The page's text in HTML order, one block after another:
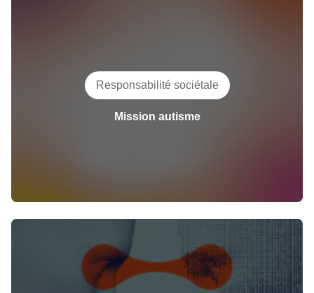
Responsabilité sociétale
Mission autisme